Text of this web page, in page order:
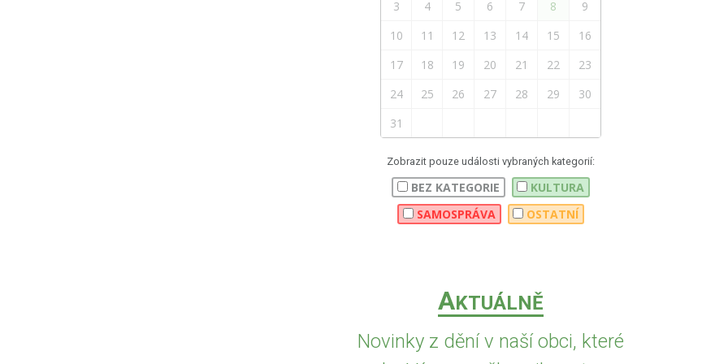
3
4 5 6 7 8
9
10
11 12 13 14 15
16
17
18 19 20 21 22
23
24
25 26 27 28 29
30
31
Zobrazit pouze události vybraných kategorií:
BEZ KATEGORIE
KULTURA
SAMOSPRÁVA
OSTATNÍ
AKTUÁLNĚ
Novinky z dění v naší obci, které